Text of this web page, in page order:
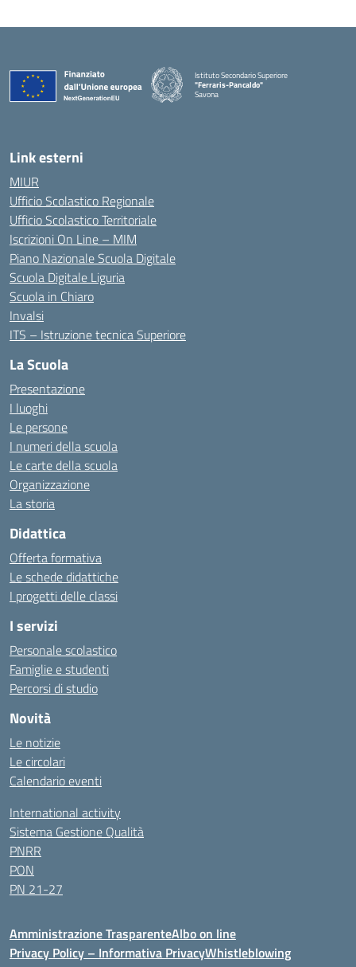
Istituto Secondario Superiore
"Ferraris-Pancaldo"
Savona
Link esterni
MIUR
Ufficio Scolastico Regionale
Ufficio Scolastico Territoriale
Iscrizioni On Line – MIM
Piano Nazionale Scuola Digitale
Scuola Digitale Liguria
Scuola in Chiaro
Invalsi
ITS – Istruzione tecnica Superiore
La Scuola
Presentazione
I luoghi
Le persone
I numeri della scuola
Le carte della scuola
Organizzazione
La storia
Didattica
Offerta formativa
Le schede didattiche
I progetti delle classi
I servizi
Personale scolastico
Famiglie e studenti
Percorsi di studio
Novità
Le notizie
Le circolari
Calendario eventi
International activity
Sistema Gestione Qualità
PNRR
PON
PN 21-27
Amministrazione TrasparenteAlbo on line
Privacy Policy – Informativa PrivacyWhistleblowing